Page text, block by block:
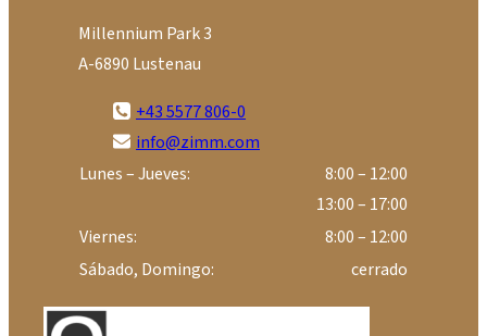
Millennium Park 3
A-6890 Lustenau
+43 5577 806-0
info@zimm.com
Lunes – Jueves:
8:00 – 12:00
13:00 – 17:00
Viernes:
8:00 – 12:00
Sábado, Domingo:
cerrado